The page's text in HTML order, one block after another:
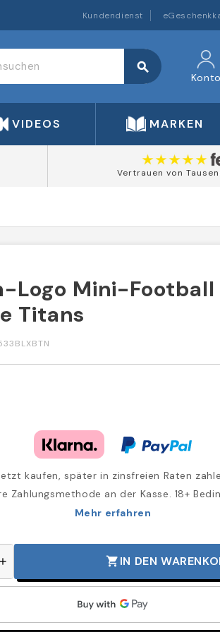
Kundendienst
search
Konto
VIDEOS MARKEN
Vertrauen von
Logo Mini-
Titans
kaufen, später in zinsfreien Raten
Zahlungsmethode an der Kasse. 18+
Mehr erfahren
add shopping_cart IN DEN